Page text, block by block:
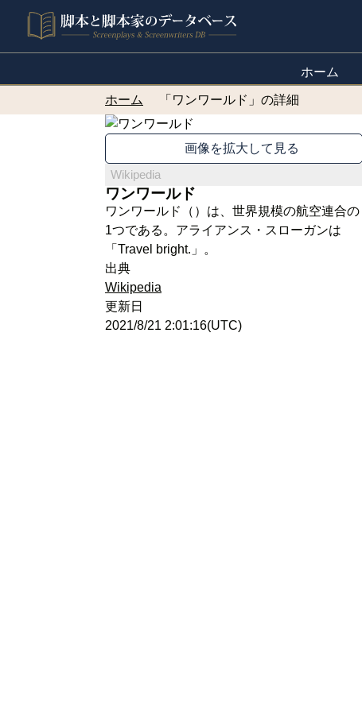
ホーム
ホーム 「ワンワールド」の詳細
画像を拡大して見る
Wikipedia
ワンワールド
ワンワールド（）は、世界規模の航空連合の
1つである。アライアンス・スローガンは
「Travel bright.」。
出典
Wikipedia
更新日
2021/8/21 2:01:16(UTC)